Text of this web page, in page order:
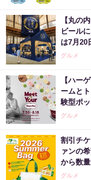
【丸の
ビール
は7月20
グルメ
【ハー
ームと
験型ポ
グルメ
割引チ
ァンの
から数量
グルメ